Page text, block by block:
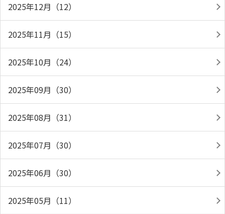
2025年12月（12）
2025年11月（15）
2025年10月（24）
2025年09月（30）
2025年08月（31）
2025年07月（30）
2025年06月（30）
2025年05月（11）